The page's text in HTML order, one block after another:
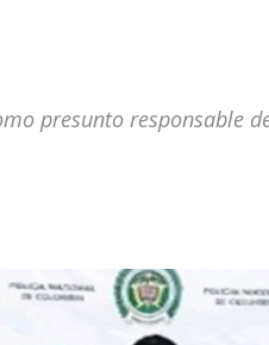
presunto responsable